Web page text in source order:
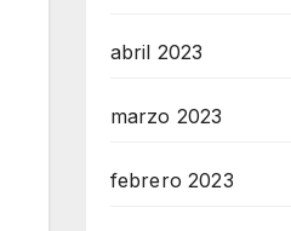
abril 2023
marzo 2023
febrero 2023